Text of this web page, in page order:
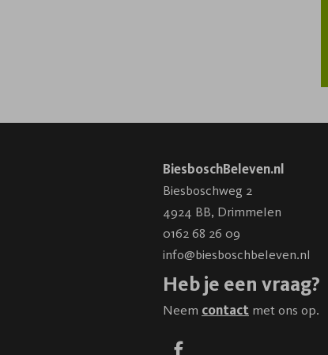
BiesboschBeleven.nl
Biesboschweg 2
4924 BB, Drimmelen
0162 68 26 09
info@biesboschbeleven.nl
Heb je een vraag?
Neem contact met ons op.